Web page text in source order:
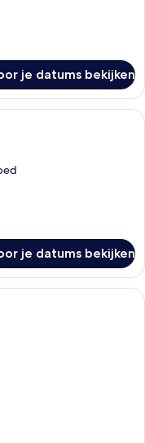
je datums bekijken
een kluis op de
je datums bekijken